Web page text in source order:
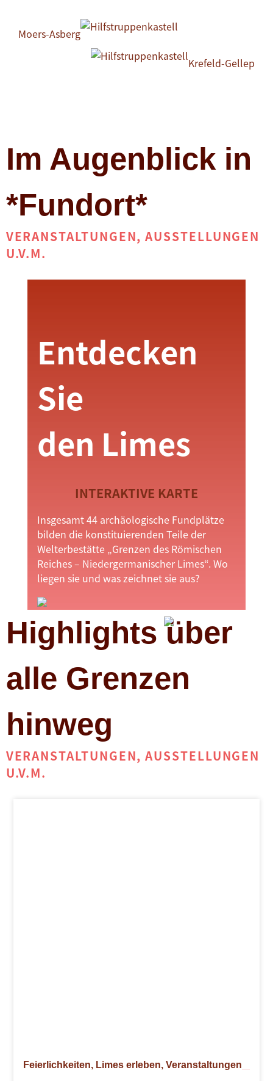
Moers-Asberg
Krefeld-Gellep
Im Augenblick in
*Fundort*
VERANSTALTUNGEN, AUSSTELLUNGEN
U.V.M.
Entdecken
Sie
den Limes
INTERAKTIVE KARTE
Insgesamt 44 archäologische Fundplätze
bilden die konstituierenden Teile der
Welterbestätte „Grenzen des Römischen
Reiches – Niedergermanischer Limes“. Wo
liegen sie und was zeichnet sie aus?
Highlights über
alle Grenzen
hinweg
VERANSTALTUNGEN, AUSSTELLUNGEN
U.V.M.
Feierlichkeiten, Limes erleben, Veranstaltungen